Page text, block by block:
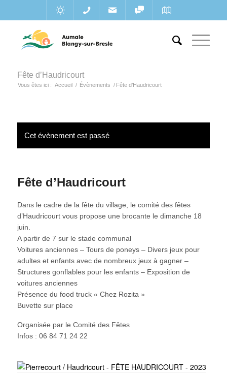
Fête d’Haudricourt
Vous êtes ici : Accueil / Évènements / Fête d’Haudricourt
Cet évènement est passé
Fête d’Haudricourt
Dans le cadre de la fête du village, le comité des fêtes
d’Haudricourt vous propose une brocante le dimanche 18
juin.
A partir de 7 sur le stade communal
Voitures anciennes – Tours de poneys – Divers jeux pour
adultes et enfants avec de nombreux jeux à gagner –
Structures gonflables pour les enfants – Exposition de
voitures anciennes
Présence du food truck « Chez Rozita »
Buvette sur place
Organisée par le Comité des Fêtes
Infos : 06 84 71 24 22